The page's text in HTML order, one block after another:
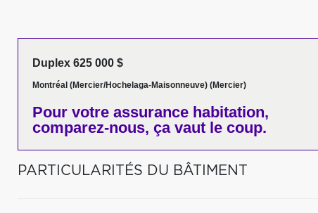
Duplex 625 000 $
Montréal (Mercier/Hochelaga-Maisonneuve) (Mercier)
Pour votre assurance habitation,
comparez-nous, ça vaut le coup.
PARTICULARITÉS DU BÂTIMENT